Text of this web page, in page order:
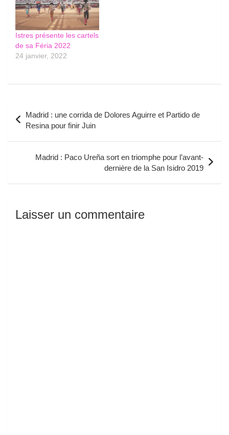
Istres présente les cartels
de sa Féria 2022
24 janvier, 2022
de
l’article
Madrid : une corrida de Dolores Aguirre et Partido de
Resina pour finir Juin
Madrid : Paco Ureña sort en triomphe pour l’avant-
dernière de la San Isidro 2019
Laisser un commentaire